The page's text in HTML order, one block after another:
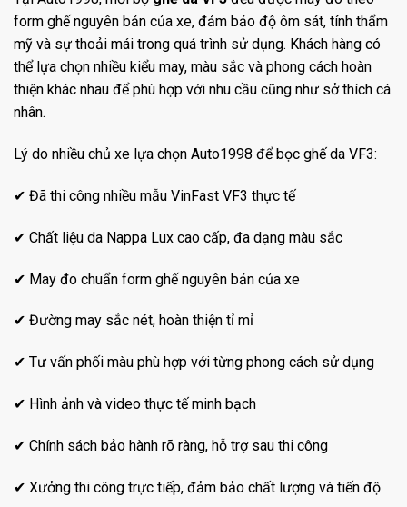
form ghế nguyên bản của xe, đảm bảo độ ôm sát, tính thẩm
mỹ và sự thoải mái trong quá trình sử dụng. Khách hàng có
thể lựa chọn nhiều kiểu may, màu sắc và phong cách hoàn
thiện khác nhau để phù hợp với nhu cầu cũng như sở thích cá
nhân.
Lý do nhiều chủ xe lựa chọn Auto1998 để bọc ghế da VF3:
✔ Đã thi công nhiều mẫu VinFast VF3 thực tế
✔ Chất liệu da Nappa Lux cao cấp, đa dạng màu sắc
✔ May đo chuẩn form ghế nguyên bản của xe
✔ Đường may sắc nét, hoàn thiện tỉ mỉ
✔ Tư vấn phối màu phù hợp với từng phong cách sử dụng
✔ Hình ảnh và video thực tế minh bạch
✔ Chính sách bảo hành rõ ràng, hỗ trợ sau thi công
✔ Xưởng thi công trực tiếp, đảm bảo chất lượng và tiến độ